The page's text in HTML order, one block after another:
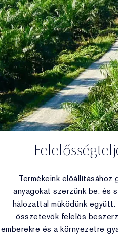
Termékeink
anyagokat szerzünk be, és
hálózattal működünk
összetevők felelős
emberekre és a környezetre